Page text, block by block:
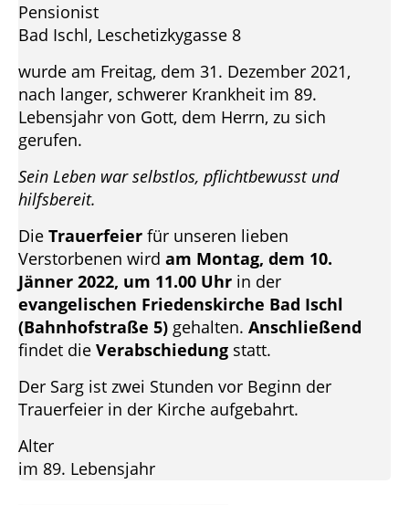
Pensionist
Bad Ischl, Leschetizkygasse 8
wurde am Freitag, dem 31. Dezember 2021,
nach langer, schwerer Krankheit im 89.
Lebensjahr von Gott, dem Herrn, zu sich
gerufen.
Sein Leben war selbstlos, pflichtbewusst und
hilfsbereit.
Die Trauerfeier für unseren lieben
Verstorbenen wird am Montag, dem 10.
Jänner 2022, um 11.00 Uhr in der
evangelischen Friedenskirche Bad Ischl
(Bahnhofstraße 5) gehalten. Anschließend
findet die Verabschiedung statt.
Der Sarg ist zwei Stunden vor Beginn der
Trauerfeier in der Kirche aufgebahrt.
Alter
im 89. Lebensjahr